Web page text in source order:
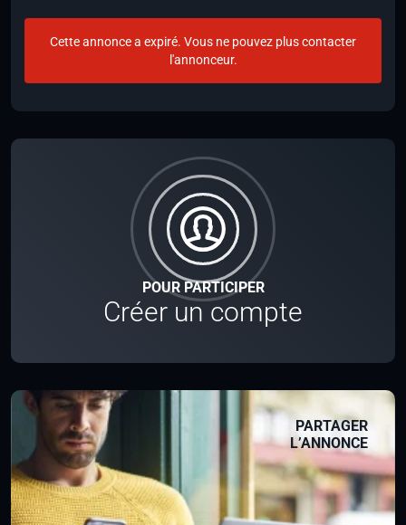
POUR PARTICIPER
Créer un compte
PARTAGER
L’ANNONCE
Cette annonce a expiré. Vous ne pouvez plus contacter
l'annonceur.